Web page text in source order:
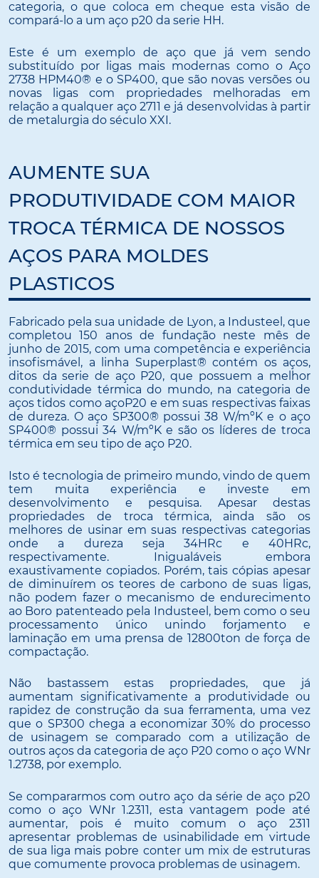
categoria, o que coloca em cheque esta visão de
compará-lo a um aço p20 da serie HH.
Este é um exemplo de aço que já vem sendo
substituído por ligas mais modernas como o Aço
2738 HPM40® e o SP400, que são novas versões ou
novas ligas com propriedades melhoradas em
relação a qualquer aço 2711 e já desenvolvidas à partir
de metalurgia do século XXI.
AUMENTE SUA
PRODUTIVIDADE COM MAIOR
TROCA TÉRMICA DE NOSSOS
AÇOS PARA MOLDES
PLASTICOS
Fabricado pela sua unidade de Lyon, a Industeel, que
completou 150 anos de fundação neste mês de
junho de 2015, com uma competência e experiência
insofismável, a linha Superplast® contém os aços,
ditos da serie de aço P20, que possuem a melhor
condutividade térmica do mundo, na categoria de
aços tidos como açoP20 e em suas respectivas faixas
de dureza. O aço SP300® possui 38 W/mºK e o aço
SP400® possui 34 W/mºK e são os líderes de troca
térmica em seu tipo de aço P20.
Isto é tecnologia de primeiro mundo, vindo de quem
tem muita experiência e investe em
desenvolvimento e pesquisa. Apesar destas
propriedades de troca térmica, ainda são os
melhores de usinar em suas respectivas categorias
onde a dureza seja 34HRc e 40HRc,
respectivamente. Inigualáveis embora
exaustivamente copiados. Porém, tais cópias apesar
de diminuírem os teores de carbono de suas ligas,
não podem fazer o mecanismo de endurecimento
ao Boro patenteado pela Industeel, bem como o seu
processamento único unindo forjamento e
laminação em uma prensa de 12800ton de força de
compactação.
Não bastassem estas propriedades, que já
aumentam significativamente a produtividade ou
rapidez de construção da sua ferramenta, uma vez
que o SP300 chega a economizar 30% do processo
de usinagem se comparado com a utilização de
outros aços da categoria de aço P20 como o aço WNr
1.2738, por exemplo.
Se compararmos com outro aço da série de aço p20
como o aço WNr 1.2311, esta vantagem pode até
aumentar, pois é muito comum o aço 2311
apresentar problemas de usinabilidade em virtude
de sua liga mais pobre conter um mix de estruturas
que comumente provoca problemas de usinagem.